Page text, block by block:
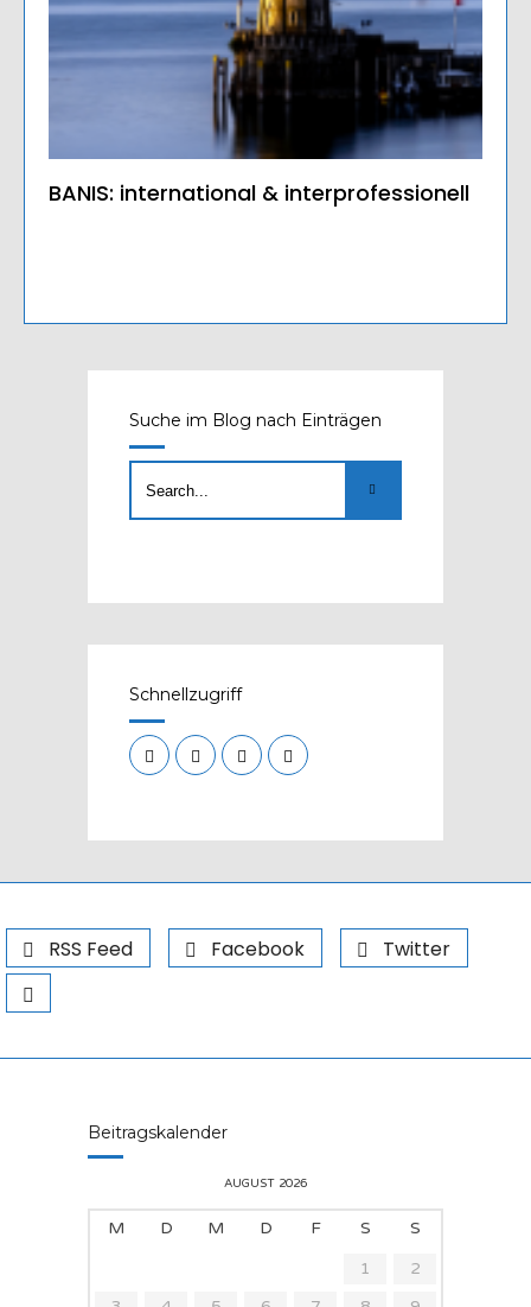
BANIS: international & interprofessionell
Suche im Blog nach Einträgen
Schnellzugriff
RSS Feed Facebook Twitter
Beitragskalender
AUGUST 2026
M D M D F S
S
1
2